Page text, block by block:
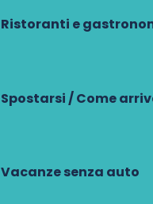
Ristoranti e
Spostarsi / Come
Vacanze senza auto